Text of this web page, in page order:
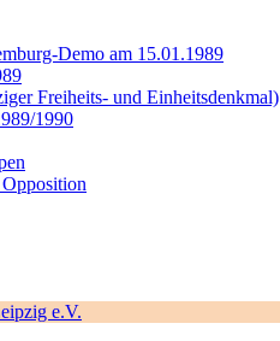
Demo am 15.01.1989
Freiheits- und Einheitsdenkmal)
1990